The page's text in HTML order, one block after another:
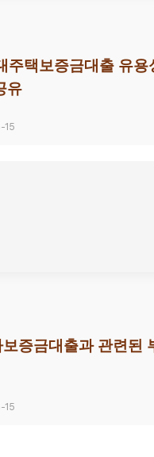
주택보증금대출 유용
유
15
증금대출과 관련된
15